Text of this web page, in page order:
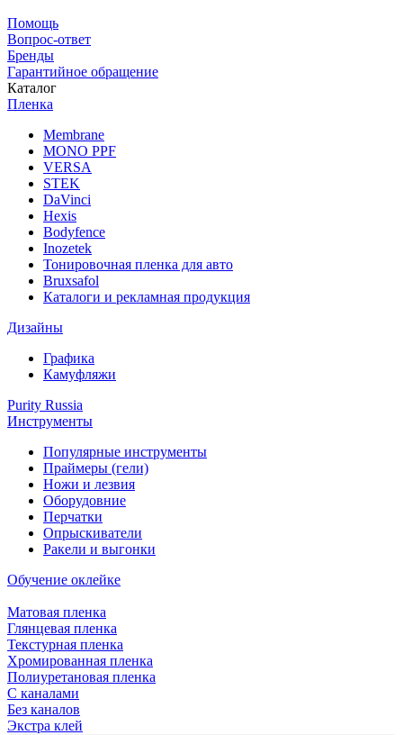
Помощь
Вопрос-ответ
Бренды
Гарантийное обращение
Каталог
Пленка
Membrane
MONO PPF
VERSA
STEK
DaVinci
Hexis
Bodyfence
Inozetek
Тонировочная пленка для авто
Bruxsafol
Каталоги и рекламная продукция
Дизайны
Графика
Камуфляжи
Purity Russia
Инструменты
Популярные инструменты
Праймеры (гели)
Ножи и лезвия
Оборудовние
Перчатки
Опрыскиватели
Ракели и выгонки
Обучение оклейке
Матовая пленка
Глянцевая пленка
Текстурная пленка
Хромированная пленка
Полиуретановая пленка
С каналами
Без каналов
Экстра клей